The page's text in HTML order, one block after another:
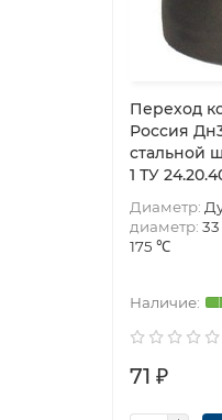
Переход
Россия
стальной
1 ТУ
Диаметр:
диаметр:
175 ℃
71 ₽